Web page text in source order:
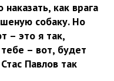
наказать, как врага
собаку. Но
– это я так,
– вот, будет
Павлов так